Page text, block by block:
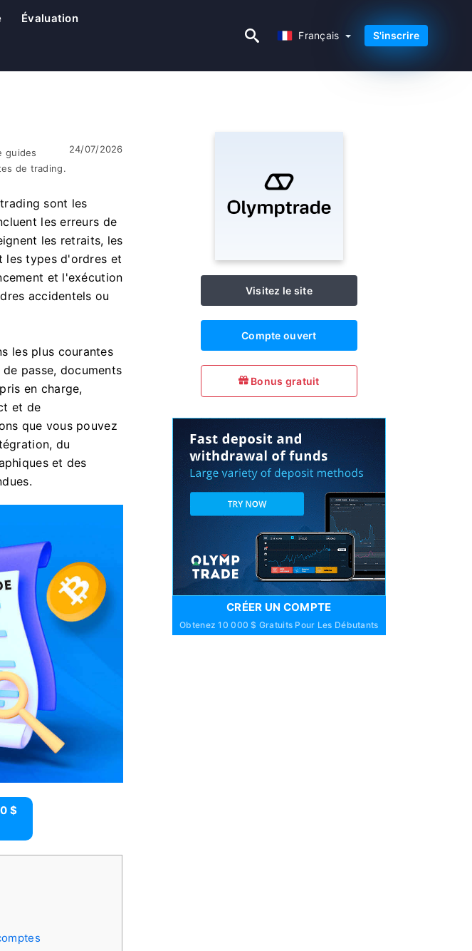
Évaluation
Français S'inscrire
guides
de trading.
24/07/2026
sont les
les erreurs de
les retraits, les
les types d'ordres et
et l'exécution
accidentels ou
les plus courantes
passe, documents
en charge,
et de
que vous pouvez
du
et des
$
Visitez le site
Compte ouvert
Bonus gratuit
CRÉER UN COMPTE
Obtenez 10 000 $ Gratuits Pour Les Débutants